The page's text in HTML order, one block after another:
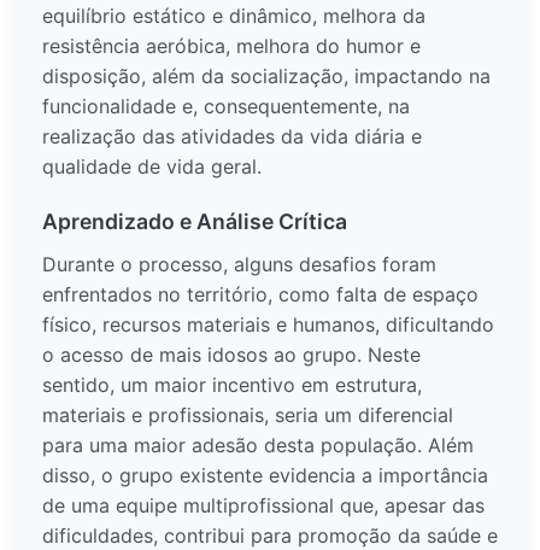
equilíbrio estático e dinâmico, melhora da
resistência aeróbica, melhora do humor e
disposição, além da socialização, impactando na
funcionalidade e, consequentemente, na
realização das atividades da vida diária e
qualidade de vida geral.
Aprendizado e Análise Crítica
Durante o processo, alguns desafios foram
enfrentados no território, como falta de espaço
físico, recursos materiais e humanos, dificultando
o acesso de mais idosos ao grupo. Neste
sentido, um maior incentivo em estrutura,
materiais e profissionais, seria um diferencial
para uma maior adesão desta população. Além
disso, o grupo existente evidencia a importância
de uma equipe multiprofissional que, apesar das
dificuldades, contribui para promoção da saúde e